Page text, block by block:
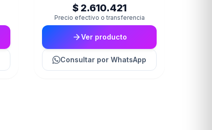
$ 2.610.421
Precio efectivo o transferencia
Ver producto
Consultar por WhatsApp